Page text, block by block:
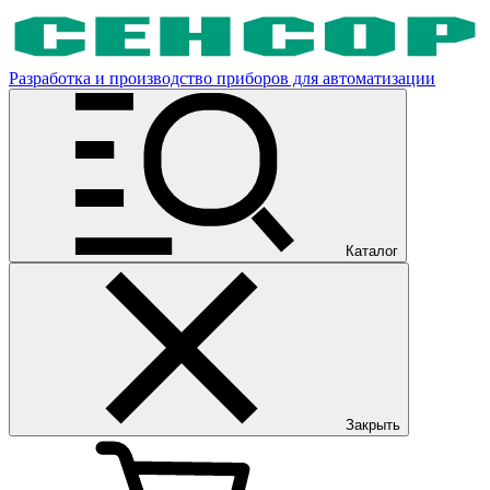
Разработка и производство приборов для автоматизации
Каталог
Закрыть